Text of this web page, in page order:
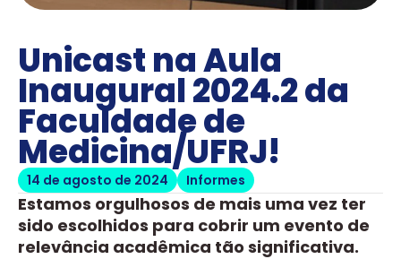
Unicast na Aula
Inaugural 2024.2 da
Faculdade de
Medicina/UFRJ!
14 de agosto de 2024 Informes
Estamos orgulhosos de mais uma vez ter
sido escolhidos para cobrir um evento de
relevância acadêmica tão significativa.